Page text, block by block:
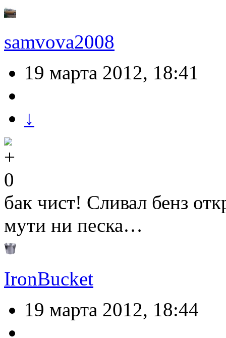
samvova2008
19 марта 2012, 18:41
↓
0
бак чист! Сливал бенз
мути ни песка…
IronBucket
19 марта 2012, 18:44